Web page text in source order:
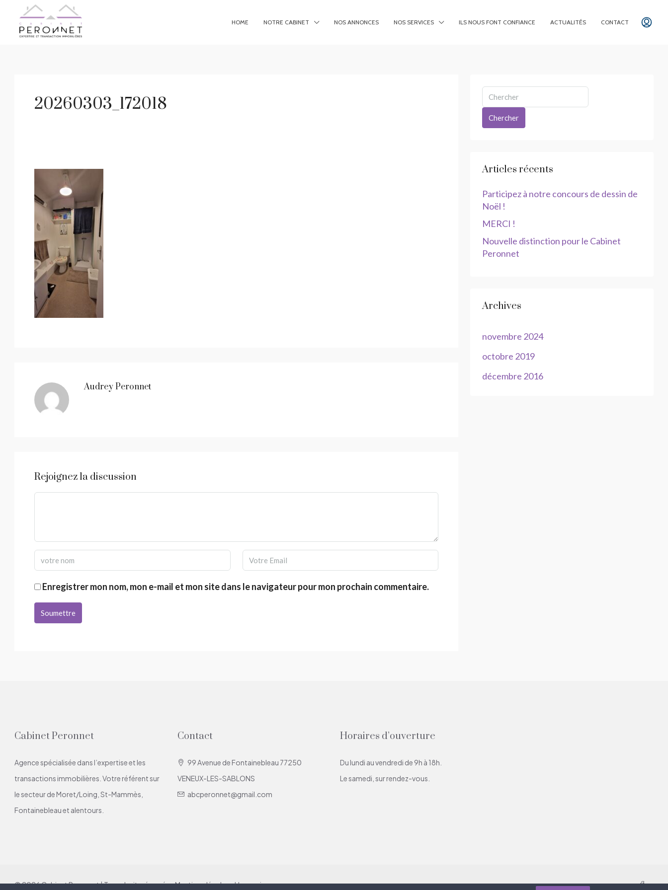
HOME NOTRE CABINET NOS ANNONCES NOS SERVICES ILS NOUS FONT CONFIANCE ACTUALITÉS CONTACT
20260303_172018
Audrey Peronnet
Rejoignez la discussion
Enregistrer mon nom, mon e-mail et mon site dans le navigateur pour mon prochain commentaire.
Soumettre
Chercher
Articles récents
Participez à notre concours de dessin de
Noël !
MERCI !
Nouvelle distinction pour le Cabinet
Peronnet
Archives
novembre 2024
octobre 2019
décembre 2016
Cabinet Peronnet
Agence spécialisée dans l’expertise et les
transactions immobilières. Votre référent sur
le secteur de Moret/Loing, St-Mammès,
Fontainebleau et alentours.
Contact
99 Avenue de Fontainebleau 77250
VENEUX-LES-SABLONS
abcperonnet@gmail.com
Horaires d’ouverture
Du lundi au vendredi de 9h à 18h.
Le samedi, sur rendez-vous.
© 2026 Cabinet Peronnet | Tous droits réservés -Mentions légales-Honoraires